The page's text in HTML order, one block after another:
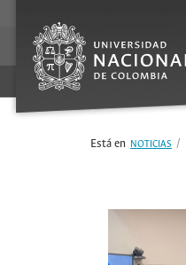
contenido
principal
NOTICIAS